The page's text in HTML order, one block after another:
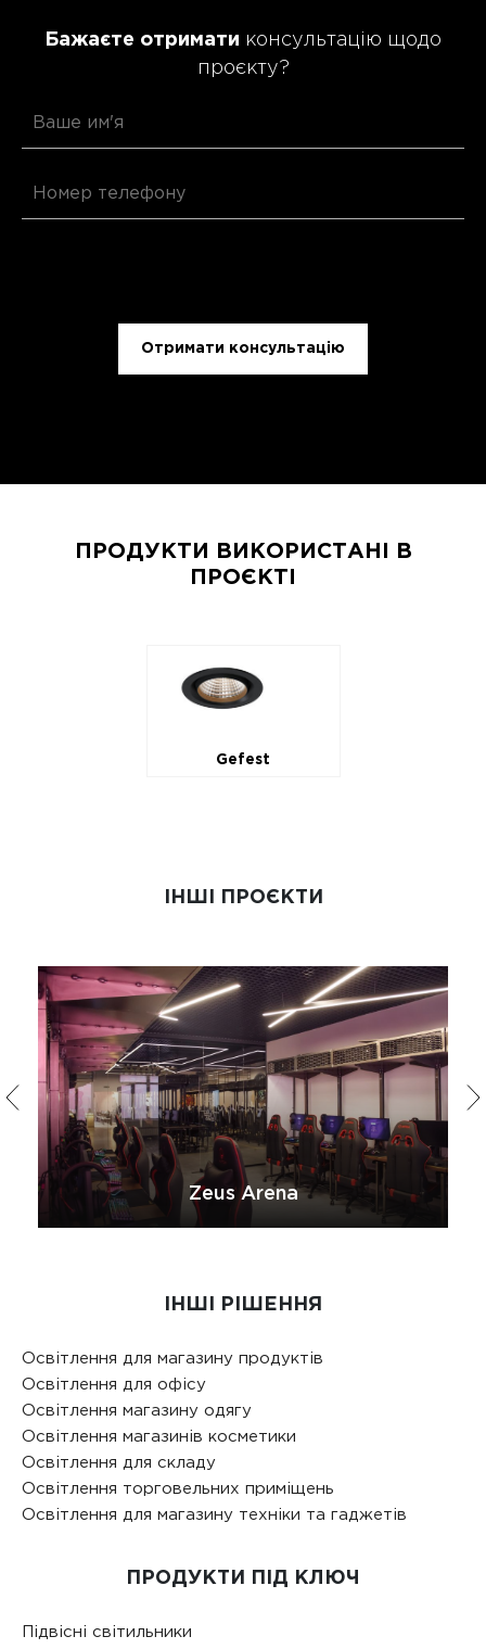
Бажаєте отримати консультацію щодо
проєкту?
Отримати консультацію
ПРОДУКТИ ВИКОРИСТАНІ В
ПРОЄКТІ
Gefest
ІНШІ ПРОЄКТИ
Zeus Arena
ІНШІ РІШЕННЯ
Освітлення для магазину продуктів
Освітлення для офісу
Освітлення магазину одягу
Освітлення магазинів косметики
Освітлення для складу
Освітлення торговельних приміщень
Освітлення для магазину техніки та гаджетів
ПРОДУКТИ ПІД КЛЮЧ
Підвісні світильники